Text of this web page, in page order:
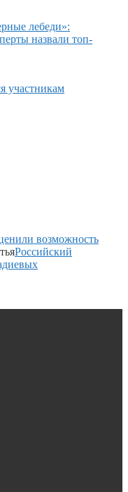
лебеди»:
назвали топ-
участникам
возможность
Российский